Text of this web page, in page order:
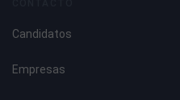
Candidatos
Empresas